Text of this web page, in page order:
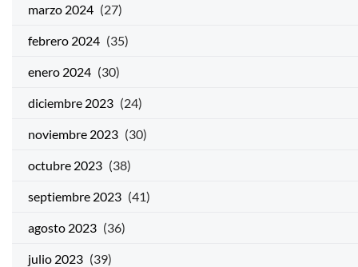
marzo 2024 (27)
febrero 2024 (35)
enero 2024 (30)
diciembre 2023 (24)
noviembre 2023 (30)
octubre 2023 (38)
septiembre 2023 (41)
agosto 2023 (36)
julio 2023 (39)